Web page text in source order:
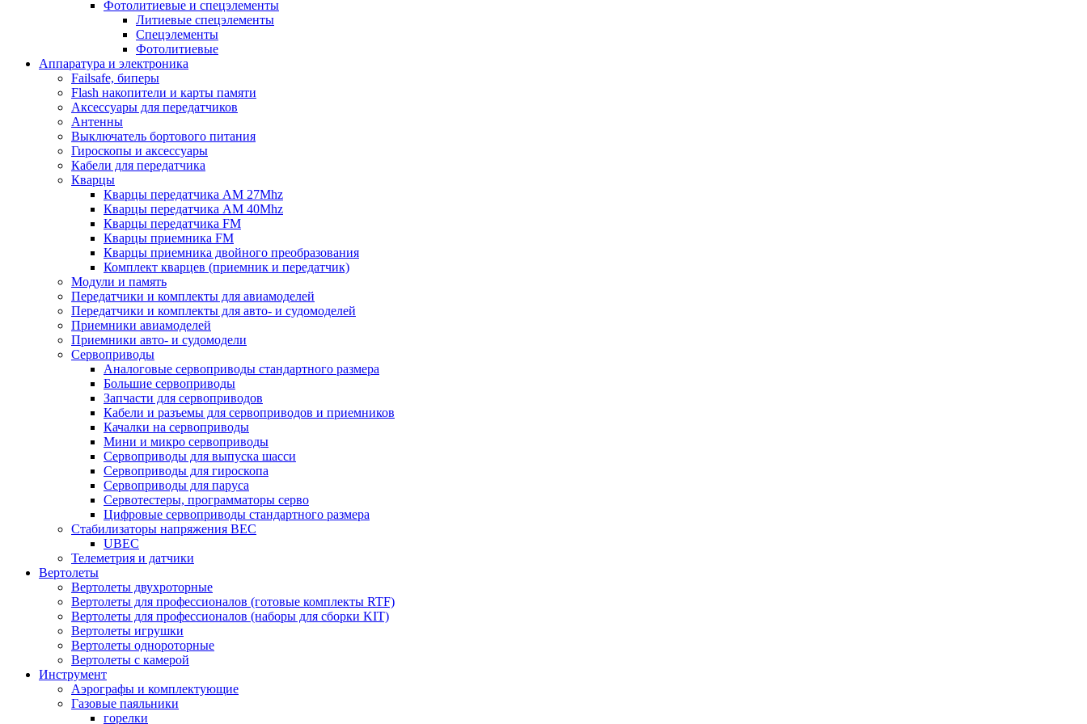
Фотолитиевые и спецэлементы
Литиевые спецэлементы
Спецэлементы
Фотолитиевые
Аппаратура и электроника
Failsafe, биперы
Flash накопители и карты памяти
Аксессуары для передатчиков
Антенны
Выключатель бортового питания
Гироскопы и аксессуары
Кабели для передатчика
Кварцы
Кварцы передатчика AM 27Mhz
Кварцы передатчика AM 40Mhz
Кварцы передатчика FM
Кварцы приемника FM
Кварцы приемника двойного преобразования
Комплект кварцев (приемник и передатчик)
Модули и память
Передатчики и комплекты для авиамоделей
Передатчики и комплекты для авто- и судомоделей
Приемники авиамоделей
Приемники авто- и судомодели
Сервоприводы
Аналоговые сервоприводы стандартного размера
Большие сервоприводы
Запчасти для сервоприводов
Кабели и разъемы для сервоприводов и приемников
Качалки на сервоприводы
Мини и микро сервоприводы
Сервоприводы для выпуска шасси
Сервоприводы для гироскопа
Сервоприводы для паруса
Сервотестеры, программаторы серво
Цифровые сервоприводы стандартного размера
Стабилизаторы напряжения BEC
UBEC
Телеметрия и датчики
Вертолеты
Вертолеты двухроторные
Вертолеты для профессионалов (готовые комплекты RTF)
Вертолеты для профессионалов (наборы для сборки KIT)
Вертолеты игрушки
Вертолеты однороторные
Вертолеты с камерой
Инструмент
Аэрографы и комплектующие
Газовые паяльники
горелки